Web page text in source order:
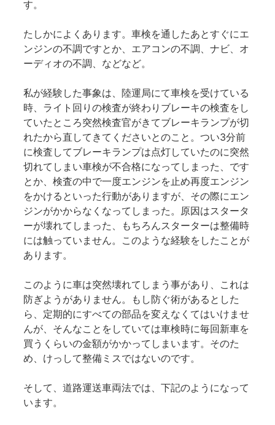
す。
たしかによくあります。車検を通したあとすぐにエ
ンジンの不調ですとか、エアコンの不調、ナビ、オ
ーディオの不調、などなど。
私が経験した事象は、陸運局にて車検を受けている
時、ライト回りの検査が終わりブレーキの検査をし
ていたところ突然検査官がきてブレーキランプが切
れたから直してきてくださいとのこと。つい3分前
に検査してブレーキランプは点灯していたのに突然
切れてしまい車検が不合格になってしまった、です
とか、検査の中で一度エンジンを止め再度エンジン
をかけるといった行動がありますが、その際にエン
ジンがかからなくなってしまった。原因はスタータ
ーが壊れてしまった、もちろんスターターは整備時
には触っていません。このような経験をしたことが
あります。
このように車は突然壊れてしまう事があり、これは
防ぎようがありません。もし防ぐ術があるとした
ら、定期的にすべての部品を変えなくてはいけませ
んが、そんなことをしていては車検時に毎回新車を
買うくらいの金額がかかってしまいます。そのた
め、けっして整備ミスではないのです。
そして、道路運送車両法では、下記のようになって
います。